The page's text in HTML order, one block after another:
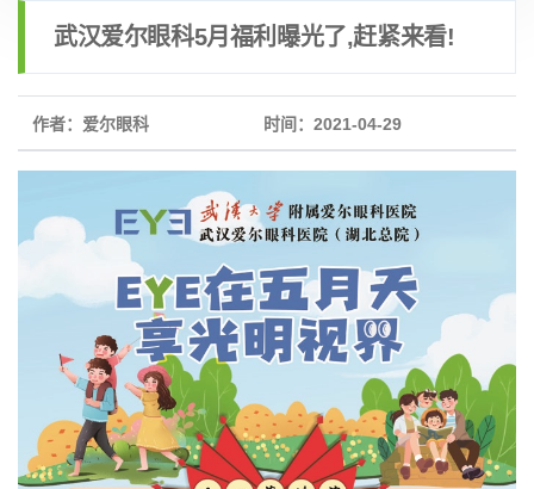
武汉爱尔眼科5月福利曝光了,赶紧来看!
作者：爱尔眼科 时间：2021-04-29